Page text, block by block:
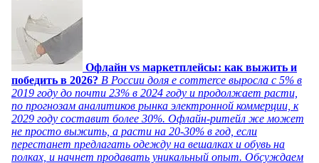
Офлайн vs маркетплейсы: как выжить и
победить в 2026? В России доля e commerce выросла с 5% в
2019 году до почти 23% в 2024 году и продолжает расти,
по прогнозам аналитиков рынка электронной коммерции, к
2029 году составит более 30%. Офлайн-ритейл же может
не просто выжить, а расти на 20-30% в год, если
перестанет предлагать одежду на вешалках и обувь на
полках, и начнет продавать уникальный опыт. Обсуждаем